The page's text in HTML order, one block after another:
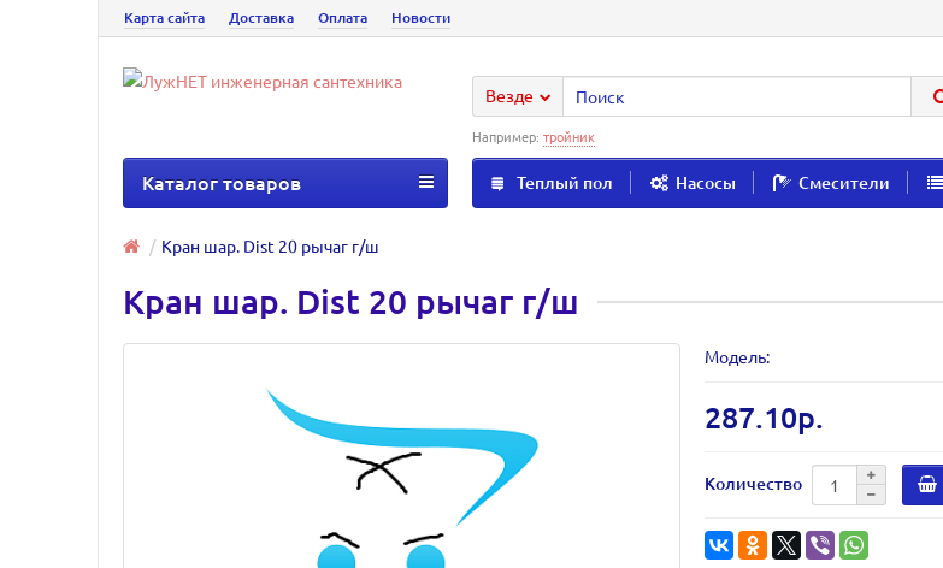
Карта сайта Доставка Оплата Новости
Везде
Например: тройник
Теплый пол Насосы Смесители
Каталог товаров
Кран шар. Dist 20 рычаг г/ш
Кран шар. Dist 20 рычаг г/ш
Модель:
287.10р.
Количество